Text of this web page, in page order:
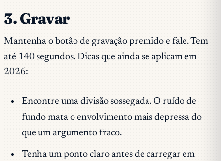
3. Gravar
Mantenha o botão de gravação premido e fale. Tem
até 140 segundos. Dicas que ainda se aplicam em
2026:
Encontre uma divisão sossegada. O ruído de
fundo mata o envolvimento mais depressa do
que um argumento fraco.
Tenha um ponto claro antes de carregar em